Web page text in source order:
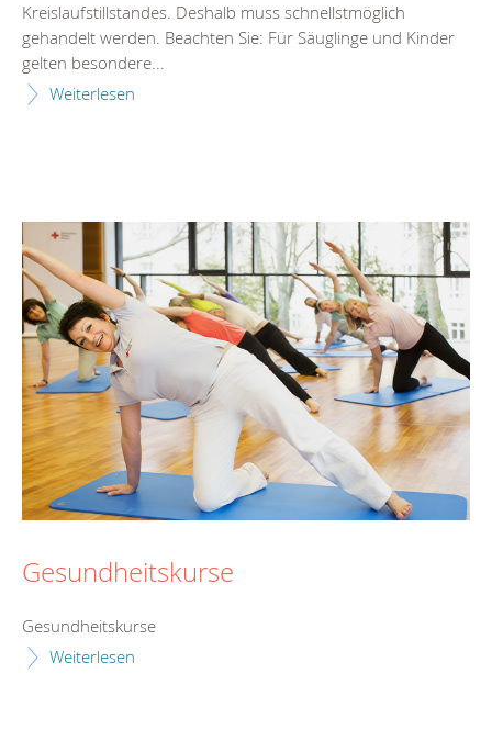
Kreislaufstillstandes. Deshalb muss schnellstmöglich
gehandelt werden. Beachten Sie: Für Säuglinge und Kinder
gelten besondere...
Weiterlesen
Gesundheitskurse
Gesundheitskurse
Weiterlesen